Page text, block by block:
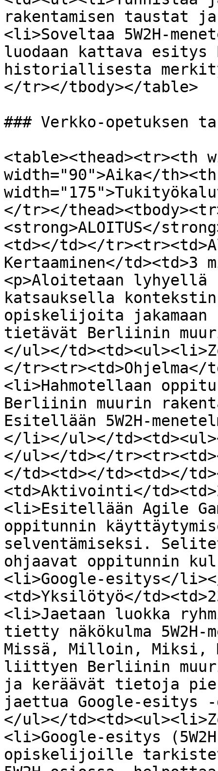
rakentamisen taustat
<li>Soveltaa 5W2H-
luodaan kattava
historiallisesta
</tr></tbody></table>
### Verkko-opetuksen
<table><thead><tr><th
width="90">Aika</
</tr></
<strong>ALOITUS</
<td></td></
Kertaaminen</td><td>3
<p>Aloitetaan lyhyellä
katsauksella
opiskelijoita
tietävät Berliinin
</ul></
</tr><tr><td>Ohjelma</
<li>Hahmotellaan
Berliinin muurin
Esitellään 5W2H-
</li></ul></
</ul></td></
</td><td></td><td></
<td>Aktivointi</
<li>Esitellään Agile
oppitunnin
selventämiseksi.
ohjaavat oppitunnin
<li>Google-esitys</
<td>Yksilötyö</
<li>Jaetaan luokka
tietty näkökulma 5W2H-
Missä, Milloin, Miksi,
liittyen Berliinin
ja keräävät tietoja
jaettua Google-esitys
</ul></
<li>Google-esitys
opiskelijoille